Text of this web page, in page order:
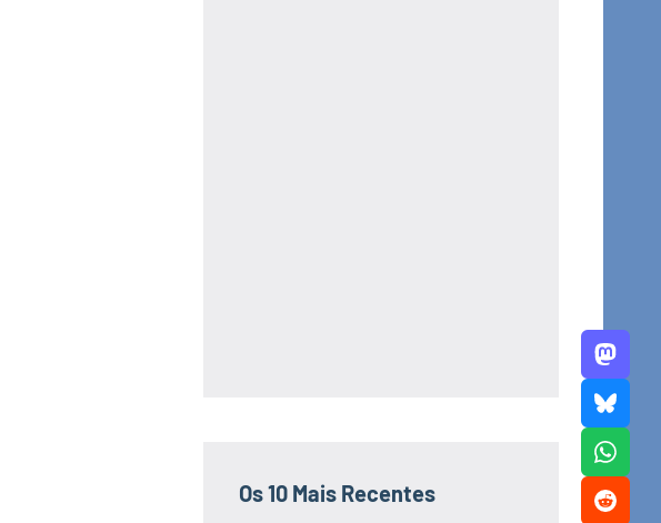
Os 10 Mais Recentes